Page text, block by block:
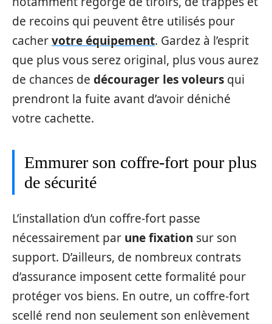
de recoins qui peuvent être utilisés pour
cachervotre équipement. Gardez à l’esprit
que plus vous serez original, plus vous aurez
de chances de décourager les voleurs qui
prendront la fuite avant d’avoir déniché
votre cachette.
Emmurer son coffre-fort pour plus
de sécurité
L’installation d’un coffre-fort passe
nécessairement par une fixation sur son
support. D’ailleurs, de nombreux contrats
d’assurance imposent cette formalité pour
protéger vos biens. En outre, un coffre-fort
scellé rend non seulement son enlèvement